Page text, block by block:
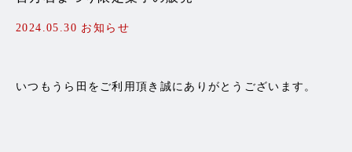
2024.05.30 お知らせ
いつもうら田をご利用頂き誠にありがとうございます。